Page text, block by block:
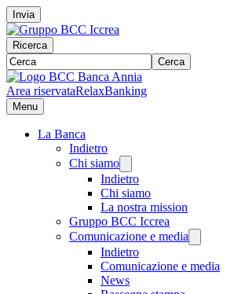
Invia
Ricerca
Cerca
Area riservataRelaxBanking
Menu
La Banca
Indietro
Chi siamo
Indietro
Chi siamo
La nostra mission
Gruppo BCC Iccrea
Comunicazione e media
Indietro
Comunicazione e media
News